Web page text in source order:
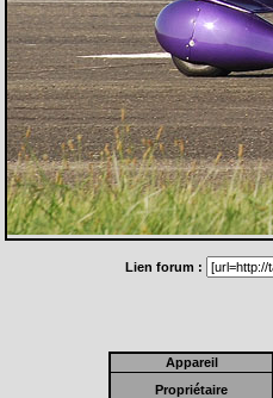
Lien forum :
Appareil
Propriétaire